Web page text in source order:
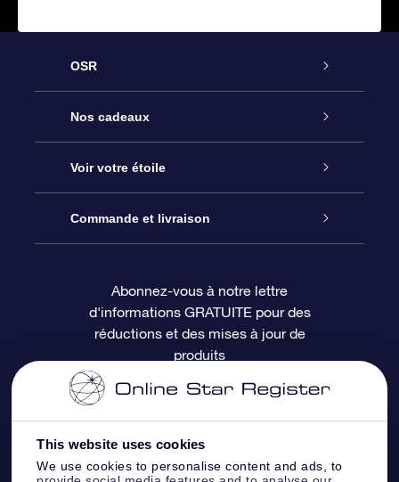
This website uses cookies
We use cookies to personalise content and ads, to
OSR
Service
À propos de l’OSR
Nous contacter
Questions fréquemment posées
Revues
Nos cadeaux
Cadeau d’étoile en ligne
Coffret cadeau OSR
Carte cadeau OSR
Voir votre étoile
Registre des étoiles
Page d’accueil personnalisée
Appli Voler vers les étoiles
Commande et livraison
Informations de paiement
Informations d’expédition
Politique de retour
Constellations
Abonnez-vous à notre lettre
d'informations GRATUITE pour des
réductions et des mises à jour de
produits